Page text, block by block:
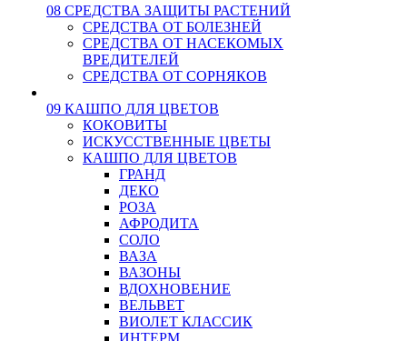
08 СРЕДСТВА ЗАЩИТЫ РАСТЕНИЙ
СРЕДСТВА ОТ БОЛЕЗНЕЙ
СРЕДСТВА ОТ НАСЕКОМЫХ
ВРЕДИТЕЛЕЙ
СРЕДСТВА ОТ СОРНЯКОВ
09 КАШПО ДЛЯ ЦВЕТОВ
КОКОВИТЫ
ИСКУССТВЕННЫЕ ЦВЕТЫ
КАШПО ДЛЯ ЦВЕТОВ
ГРАНД
ДЕКО
РОЗА
АФРОДИТА
СОЛО
ВАЗА
ВАЗОНЫ
ВДОХНОВЕНИЕ
ВЕЛЬВЕТ
ВИОЛЕТ КЛАССИК
ИНТЕРМ